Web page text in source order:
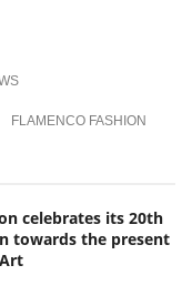
FLAMENCO FASHION
celebrates its 20th
towards the present